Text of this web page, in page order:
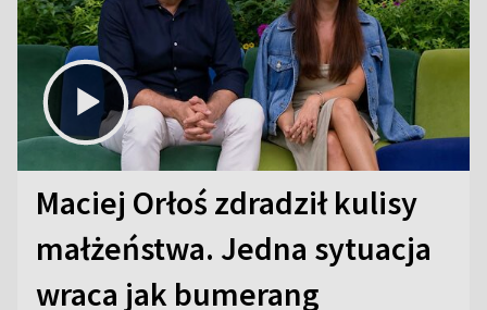
Maciej Orłoś zdradził kulisy
małżeństwa. Jedna sytuacja
wraca jak bumerang